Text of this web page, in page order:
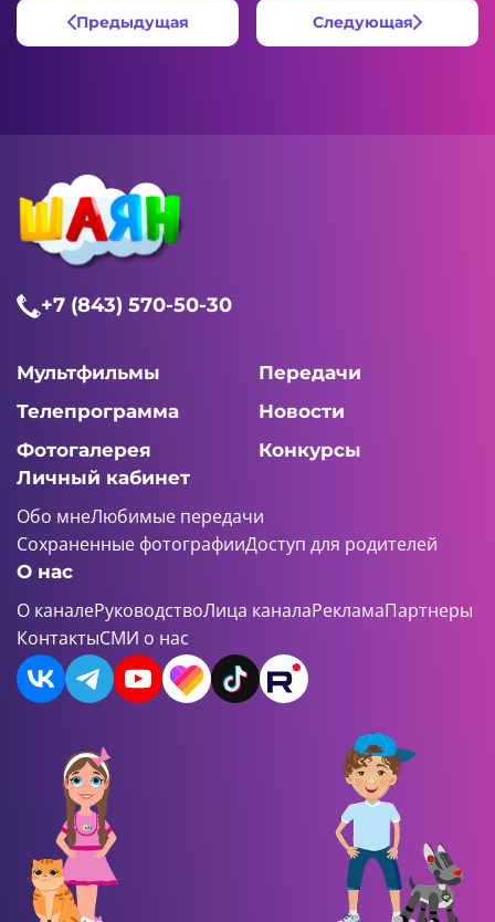
Предыдущая Следующая
+7 (843) 570-50-30
Мультфильмы
Передачи
Телепрограмма
Новости
Фотогалерея
Конкурсы
Личный кабинет
Обо мнеЛюбимые передачи
Сохраненные фотографииДоступ для родителей
О нас
О каналеРуководствоЛица каналаРекламаПартнеры
КонтактыСМИ о нас